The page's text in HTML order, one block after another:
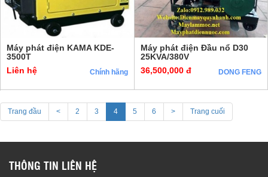
Máy phát điện KAMA KDE-
3500T
Liên hệ
Chính hãng
Máy phát điện Đầu nổ D30
25KVA/380V
36,500,000 đ
DONG FENG
Trang đầu < 2 3 4 5 6 > Trang cuối
THÔNG TIN LIÊN HỆ